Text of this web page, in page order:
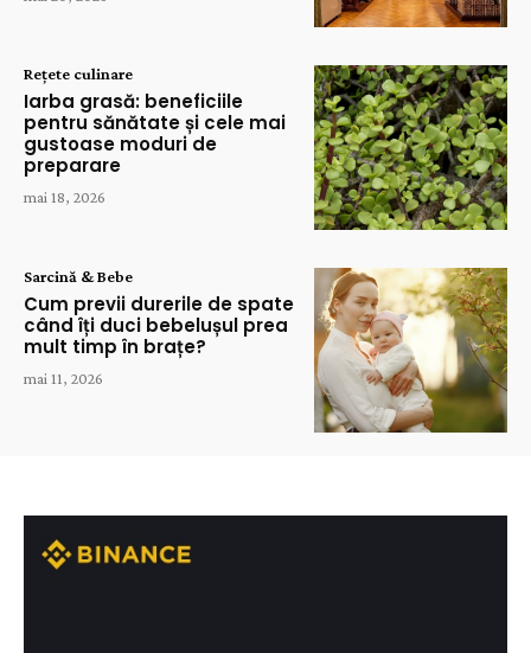
Rețete culinare
Iarba grasă: beneficiile
pentru sănătate și cele mai
gustoase moduri de
preparare
mai 18, 2026
Sarcină & Bebe
Cum previi durerile de spate
când îți duci bebelușul prea
mult timp în brațe?
mai 11, 2026